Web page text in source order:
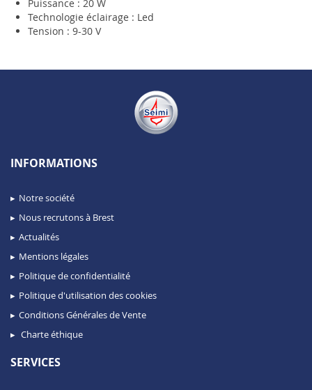
Puissance : 20 W
Technologie éclairage : Led
Tension : 9-30 V
INFORMATIONS
Notre société
Nous recrutons à Brest
Actualités
Mentions légales
Politique de confidentialité
Politique d'utilisation des cookies
Conditions Générales de Vente
Charte éthique
SERVICES